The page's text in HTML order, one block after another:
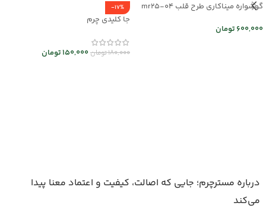
گوشواره میناکاری طرح قلب mr25-04
600,000 تومان
-17%
جا کلیدی چرم
180,000تومان150,000تومان
درباره مسترچرم؛ جایی که اصالت، کیفیت و اعتماد معنا پیدا
می‌کند